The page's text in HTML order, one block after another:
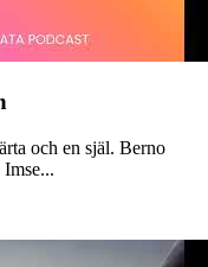
och en själ. Berno